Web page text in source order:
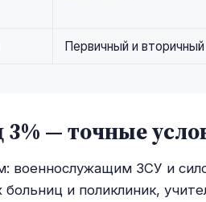
Первичный и вторичный
— точные
военнослужащим ЗСУ и
и поликлиник,